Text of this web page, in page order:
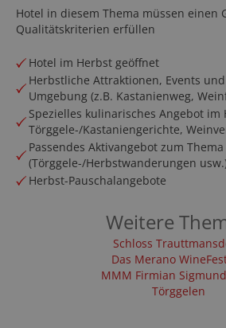
Hotel in diesem Thema müssen einen
Qualitätskriterien erfüllen
Hotel im Herbst geöffnet
Herbstliche Attraktionen, Events
Umgebung (z.B. Kastanienweg,
Spezielles kulinarisches Angebot im
Törggele-/Kastaniengerichte,
Passendes Aktivangebot zum
(Törggele-/Herbstwanderungen
Herbst-Pauschalangebote
Weitere
Schloss
Das Merano
MMM Firmian
Törggelen